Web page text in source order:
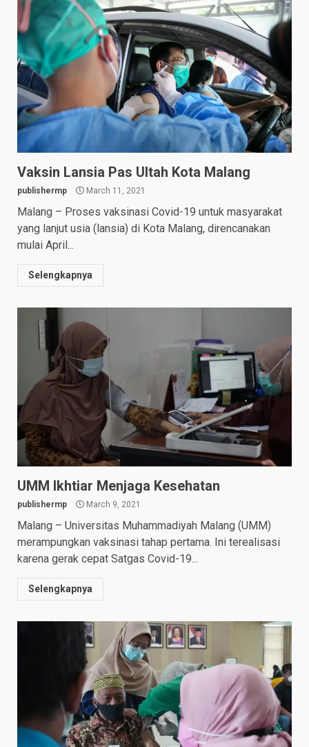
Vaksin Lansia Pas Ultah Kota Malang
publishermp March 11, 2021
Malang – Proses vaksinasi Covid-19 untuk masyarakat
yang lanjut usia (lansia) di Kota Malang, direncanakan
mulai April...
Selengkapnya
UMM Ikhtiar Menjaga Kesehatan
publishermp March 9, 2021
Malang – Universitas Muhammadiyah Malang (UMM)
merampungkan vaksinasi tahap pertama. Ini terealisasi
karena gerak cepat Satgas Covid-19...
Selengkapnya